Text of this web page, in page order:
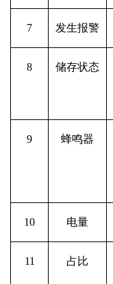
7 发生报警
8 储存状态
9 蜂鸣器
10 电量
11 占比